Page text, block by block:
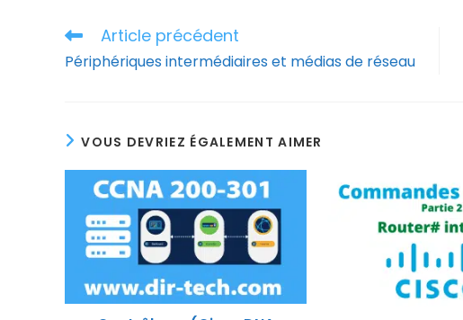
Read
more
articles
Article précédent
Périphériques intermédiaires et médias de réseau
VOUS DEVRIEZ ÉGALEMENT AIMER